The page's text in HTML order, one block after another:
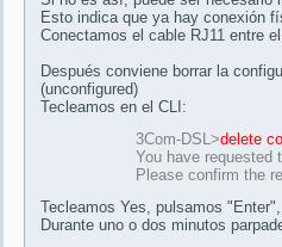
Esto indica que ya hay conexión
Conectamos el cable RJ11 entre
Después conviene borrar la
(unconfigured)
Tecleamos en el CLI:
3Com-DSL>delete
You have requested
Please confirm the
Tecleamos Yes, pulsamos
Durante uno o dos minutos